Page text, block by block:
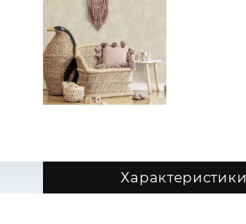
Характеристики